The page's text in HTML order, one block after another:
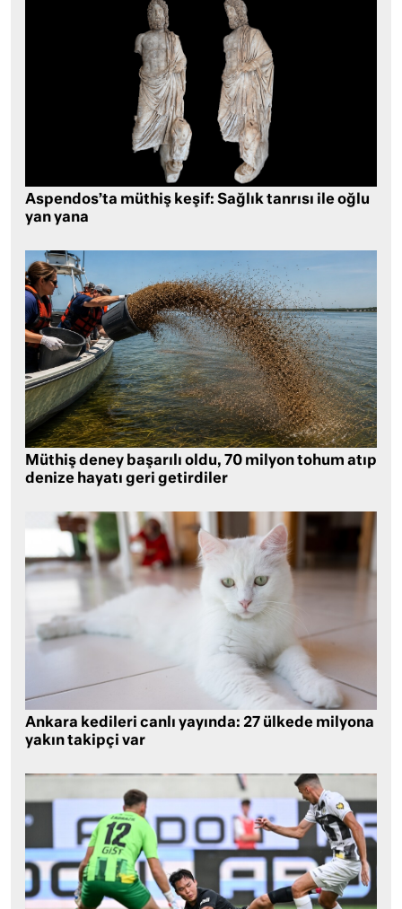
Aspendos’ta müthiş keşif: Sağlık tanrısı ile oğlu
yan yana
Müthiş deney başarılı oldu, 70 milyon tohum atıp
denize hayatı geri getirdiler
Ankara kedileri canlı yayında: 27 ülkede milyona
yakın takipçi var